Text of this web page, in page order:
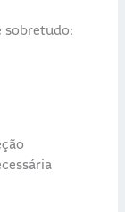
sobretudo: